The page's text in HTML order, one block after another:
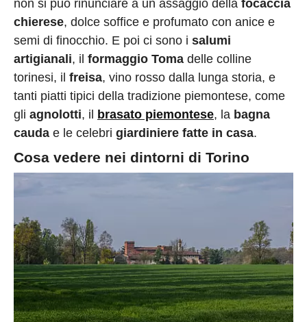
non si può rinunciare a un assaggio della focaccia
chierese, dolce soffice e profumato con anice e
semi di finocchio. E poi ci sono i salumi
artigianali, il formaggio Toma delle colline
torinesi, il freisa, vino rosso dalla lunga storia, e
tanti piatti tipici della tradizione piemontese, come
gli agnolotti, il brasato piemontese, la bagna
cauda e le celebri giardiniere fatte in casa.
Cosa vedere nei dintorni di Torino